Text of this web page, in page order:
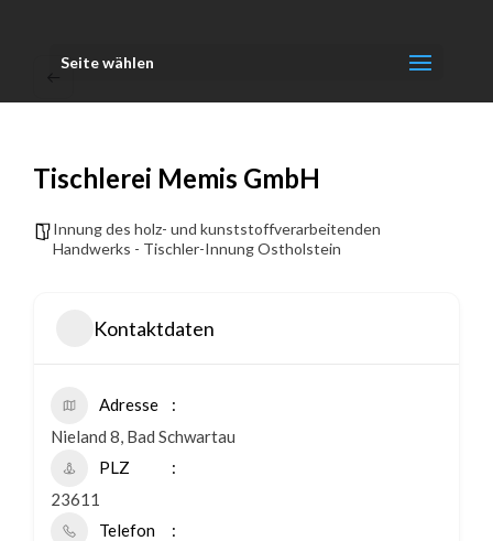
Seite wählen
Tischlerei Memis GmbH
Innung des holz- und kunststoffverarbeitenden
Handwerks - Tischler-Innung Ostholstein
Kontaktdaten
Adresse
Nieland 8, Bad Schwartau
PLZ
23611
Telefon